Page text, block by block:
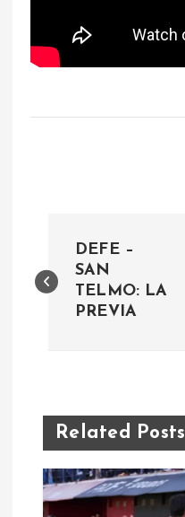
a
g
a
c
DEFE –
SAN
TELMO: LA
PREVIA
Related Posts